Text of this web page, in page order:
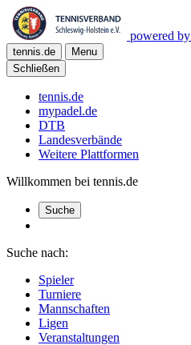
powered by
tennis.de
Menu
Schließen
tennis.de
mypadel.de
DTB
Landesverbände
Weitere Plattformen
Willkommen bei tennis.de
Suche
Suche nach:
Spieler
Turniere
Mannschaften
Ligen
Veranstaltungen